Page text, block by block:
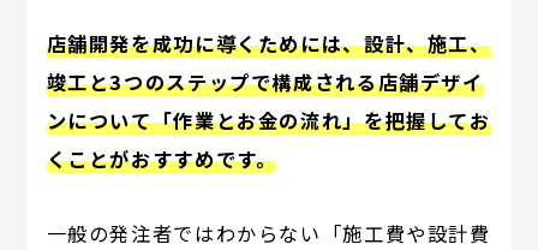
店舗開発を成功に導くためには、設計、施工、
竣工と3つのステップで構成される店舗デザイ
ンについて「作業とお金の流れ」を把握してお
くことがおすすめです。
一般の発注者ではわからない「施工費や設計費